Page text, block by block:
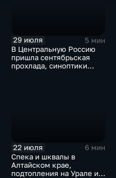
29 июля
5 мин
В Центральную Россию
пришла сентябрьская
прохлада, синоптики
22 июля
6 мин
Спека и шквалы в
Алтайском крае,
подтопления на Урале и